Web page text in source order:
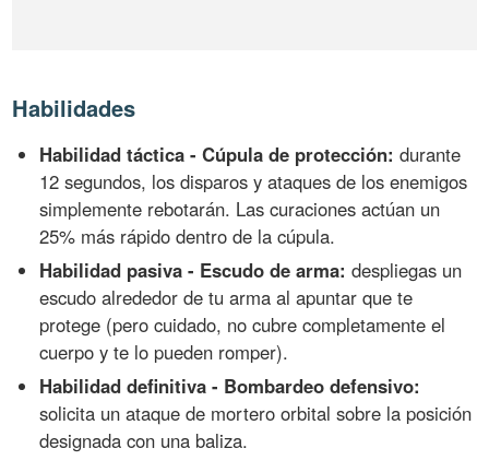
Habilidades
Habilidad táctica - Cúpula de protección: durante
12 segundos, los disparos y ataques de los enemigos
simplemente rebotarán. Las curaciones actúan un
25% más rápido dentro de la cúpula.
Habilidad pasiva - Escudo de arma: despliegas un
escudo alrededor de tu arma al apuntar que te
protege (pero cuidado, no cubre completamente el
cuerpo y te lo pueden romper).
Habilidad definitiva - Bombardeo defensivo:
solicita un ataque de mortero orbital sobre la posición
designada con una baliza.